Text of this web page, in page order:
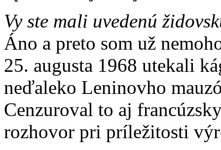
Vy ste mali uvedenú
Áno a preto som už
25. augusta 1968 utekali
neďaleko Leninovho
Cenzuroval to aj
rozhovor pri príležitosti